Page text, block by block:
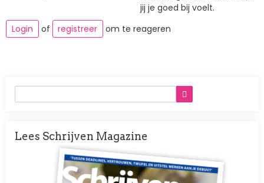
jij je goed bij voelt.
Login
of registreer om te reageren
Lees Schrijven Magazine
Afbeelding